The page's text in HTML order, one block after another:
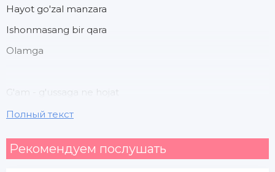
Hayot go'zal manzara
Ishonmasang bir qara
Olamga
G'am - g'ussaga ne hojat
Unga qilmang murojaat
Qani yana yana
Полный текст
Рекомендуем послушать